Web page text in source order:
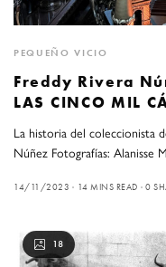
PEQUEÑO VICIO
Freddy Rivera
LAS CINCO MIL
La historia del coleccionista
Núñez Fotografías: Alanisse
14/11/2023 14 MINS READ 0
18